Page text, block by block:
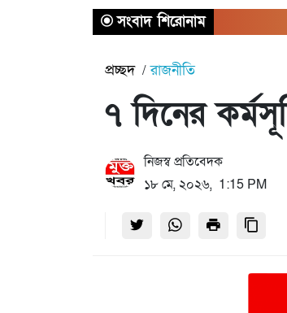
সংবাদ শিরোনাম
প্রচ্ছদ রাজনীতি
৭ দিনের
নিজস্ব প্রতিবেদক
১৮ মে, ২০২৬, 1:15 PM